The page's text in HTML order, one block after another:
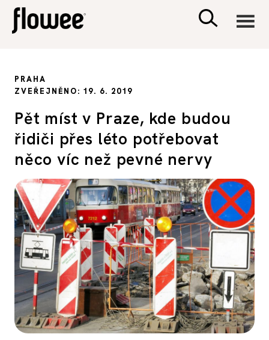
PSYCHOLOGIE
SEX A VZTAHY
PORADNA
PRAHA
ZVEŘEJNĚNO: 19. 6. 2019
Pět míst v Praze, kde budou
řidiči přes léto potřebovat
něco víc než pevné nervy